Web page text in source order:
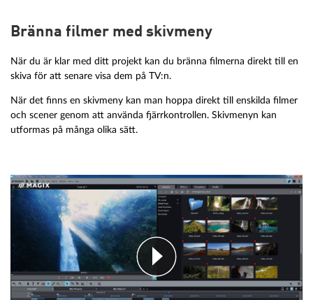
Bränna filmer med skivmeny
När du är klar med ditt projekt kan du bränna filmerna direkt till en
skiva för att senare visa dem på TV:n.
När det finns en skivmeny kan man hoppa direkt till enskilda filmer
och scener genom att använda fjärrkontrollen. Skivmenyn kan
utformas på många olika sätt.